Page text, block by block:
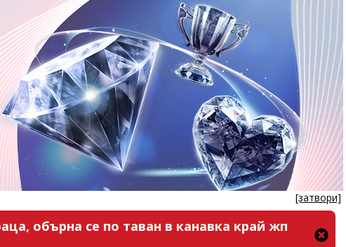
[затвори]
обърна се по таван в канавка край жп